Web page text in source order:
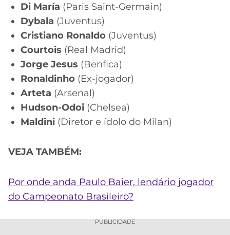
Di María (Paris Saint-Germain)
Dybala (Juventus)
Cristiano Ronaldo (Juventus)
Courtois (Real Madrid)
Jorge Jesus (Benfica)
Ronaldinho (Ex-jogador)
Arteta (Arsenal)
Hudson-Odoi (Chelsea)
Maldini (Diretor e ídolo do Milan)
VEJA TAMBÉM:
Por onde anda Paulo Baier, lendário jogador
do Campeonato Brasileiro?
PUBLICIDADE